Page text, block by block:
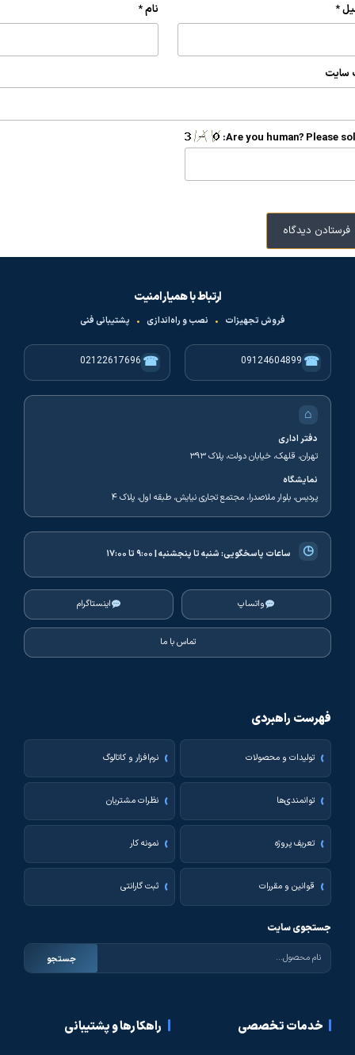
نام* *
سایت
Are you human? Please
ارتباط با همیار امنیت
فروش تجهیزات • نصب و راه‌اندازی • پشتیبانی فنی
☎
09124604899
☎
02122617696
⌂
دفتر اداری
تهران، قلهک، خیابان دولت، پلاک ۳۹۳
نمایشگاه
پردیس، بلوار ملاصدرا، مجتمع تجاری نیایش، طبقه اول، پلاک ۴
◷ ساعات پاسخگویی:شنبه تا پنجشنبه | ۹:۰۰ تا ۱۷:۰۰
واتساپ اینستاگرام
تماس با ما
فهرست راهبردی
تولیدات و محصولات نرم‌افزار و کاتالوگ
توانمندی‌ها نظرات مشتریان
تعریف پروژه نمونه کار
قوانین و مقررات ثبت گارانتی
جستجوی سایت
جستجو
خدمات تخصصی راهکارها و پشتیبانی